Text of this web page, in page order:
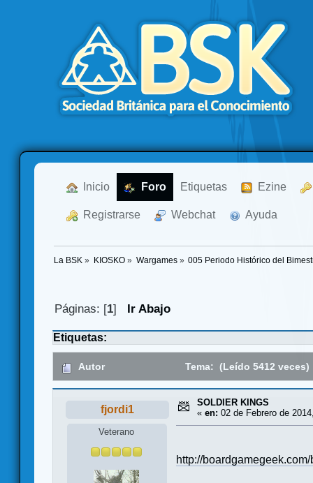
Inicio Foro Etiquetas Ezine
Registrarse Webchat Ayuda
La BSK » KIOSKO» Wargames» 005 Periodo Histórico del
Páginas: [1] Ir Abajo
Etiquetas:
Autor Tema: (Leído 5412 veces)
fjordi1
Veterano
SOLDIER KINGS
« en: 02 de Febrero de
http://